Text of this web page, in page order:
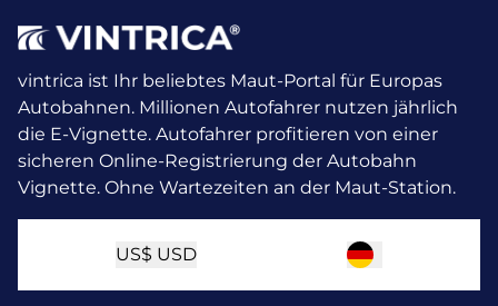
vintrica ist Ihr beliebtes Maut-Portal für Europas
Autobahnen. Millionen Autofahrer nutzen jährlich
die E-Vignette. Autofahrer profitieren von einer
sicheren Online-Registrierung der Autobahn
Vignette. Ohne Wartezeiten an der Maut-Station.
US$ USD